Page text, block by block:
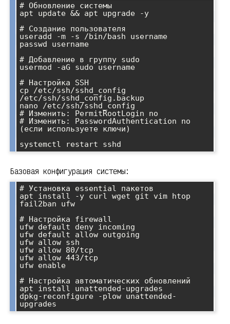
# Обновление системы
apt update && apt upgrade -y
# Создание пользователя
useradd -m -s /bin/bash username
passwd username
# Добавление в группу sudo
usermod -aG sudo username
# Настройка SSH
cp /etc/ssh/sshd_config
/etc/ssh/sshd_config.backup
nano /etc/ssh/sshd_config
# Изменить: PermitRootLogin no
# Изменить: PasswordAuthentication no
(если используете ключи)
Базовая конфигурация системы:
# Установка essential пакетов
apt install -y curl wget git vim htop
fail2ban ufw
# Настройка firewall
ufw default deny incoming
ufw default allow outgoing
ufw allow ssh
ufw allow 80/tcp
ufw allow 443/tcp
ufw enable
# Настройка автоматических обновлений
apt install unattended-upgrades
dpkg-reconfigure -plow unattended-